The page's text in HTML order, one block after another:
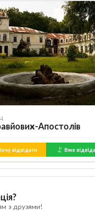
Апостолів
відвідати Вже
з друзями!